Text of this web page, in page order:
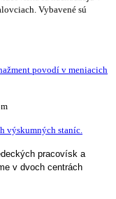
Vybavené sú
povodí v meniacich
výskumných staníc.
pracovísk a
v dvoch centrách